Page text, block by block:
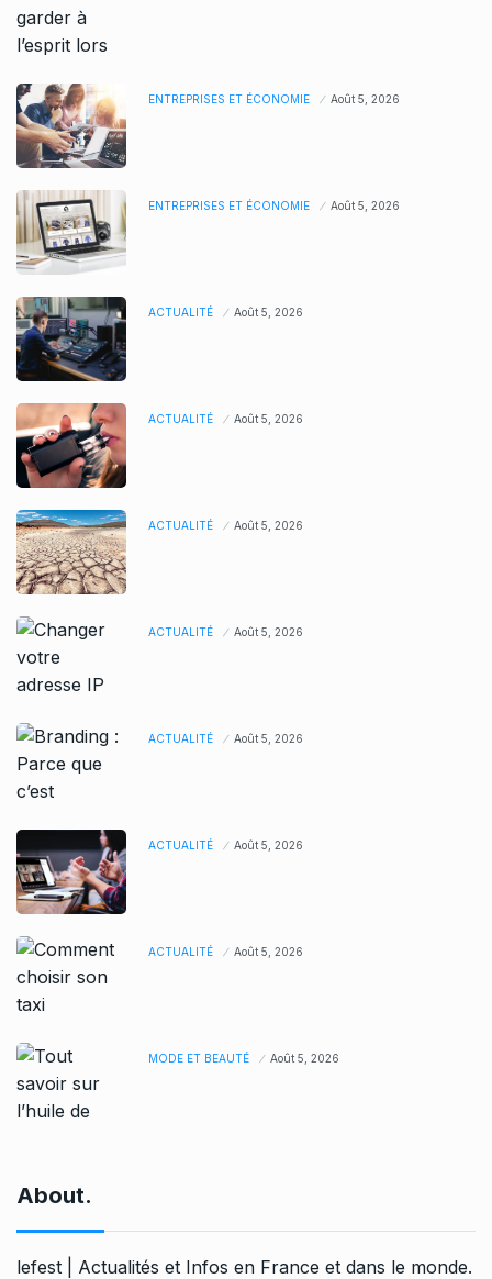
ENTREPRISES ET ÉCONOMIE Août 5, 2026
ENTREPRISES ET ÉCONOMIE Août 5, 2026
ACTUALITÉ Août 5, 2026
ACTUALITÉ Août 5, 2026
ACTUALITÉ Août 5, 2026
ACTUALITÉ Août 5, 2026
ACTUALITÉ Août 5, 2026
ACTUALITÉ Août 5, 2026
ACTUALITÉ Août 5, 2026
MODE ET BEAUTÉ Août 5, 2026
About.
lefest | Actualités et Infos en France et dans le monde.